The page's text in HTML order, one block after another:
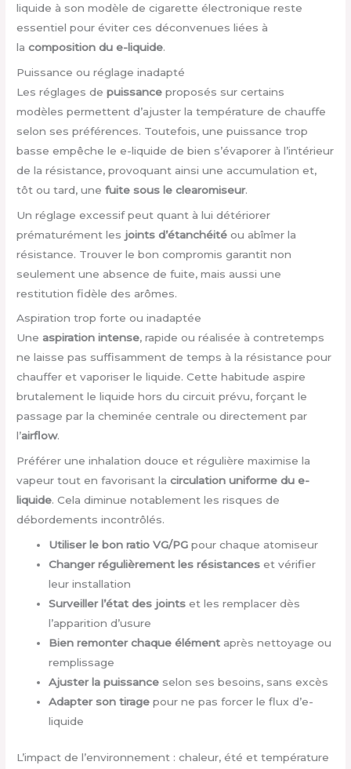
liquide à son modèle de cigarette électronique reste
essentiel pour éviter ces déconvenues liées à
lacomposition du e-liquide.
Puissance ou réglage inadapté
Les réglages depuissance proposés sur certains
modèles permettent d’ajuster la température de chauffe
selon ses préférences. Toutefois, une puissance trop
basse empêche le e-liquide de bien s’évaporer à l’intérieur
de la résistance, provoquant ainsi une accumulation et,
tôt ou tard, unefuite sous le clearomiseur.
Un réglage excessif peut quant à lui détériorer
prématurément les joints d’étanchéité ou abîmer la
résistance. Trouver le bon compromis garantit non
seulement une absence de fuite, mais aussi une
restitution fidèle des arômes.
Aspiration trop forte ou inadaptée
Uneaspiration intense, rapide ou réalisée à contretemps
ne laisse pas suffisamment de temps à la résistance pour
chauffer et vaporiser le liquide. Cette habitude aspire
brutalement le liquide hors du circuit prévu, forçant le
passage par la cheminée centrale ou directement par
l’airflow.
Préférer une inhalation douce et régulière maximise la
vapeur tout en favorisant lacirculation uniforme du e-
liquide. Cela diminue notablement les risques de
débordements incontrôlés.
Utiliser le bon ratio VG/PG pour chaque atomiseur
Changer régulièrement les résistances et vérifier
leur installation
Surveiller l’état des joints et les remplacer dès
l’apparition d’usure
Bien remonter chaque élément après nettoyage ou
remplissage
Ajuster la puissance selon ses besoins, sans excès
Adapter son tirage pour ne pas forcer le flux d’e-
liquide
L’impact de l’environnement : chaleur, été et température